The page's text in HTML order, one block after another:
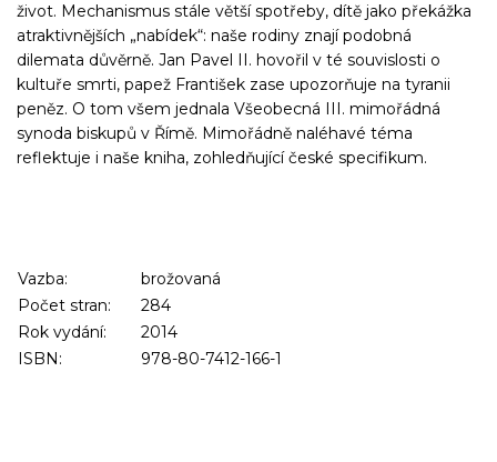
život. Mechanismus stále větší spotřeby, dítě jako překážka
atraktivnějších „nabídek“: naše rodiny znají podobná
dilemata důvěrně. Jan Pavel II. hovořil v té souvislosti o
kultuře smrti, papež František zase upozorňuje na tyranii
peněz. O tom všem jednala Všeobecná III. mimořádná
synoda biskupů v Římě. Mimořádně naléhavé téma
reflektuje i naše kniha, zohledňující české specifikum.
Vazba:
brožovaná
Počet stran:
284
Rok vydání:
2014
ISBN:
978-80-7412-166-1